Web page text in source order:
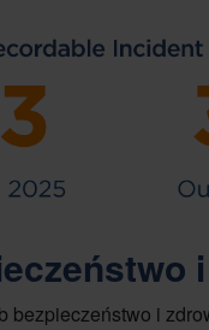
bezpieczeństwo i